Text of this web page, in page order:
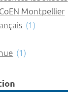
Montpellier
(1)
(1)